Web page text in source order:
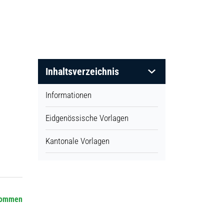
Inhaltsverzeichnis
Informationen
Eidgenössische Vorlagen
Kantonale Vorlagen